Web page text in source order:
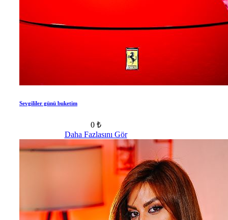
Sevgililer günü buketim
0 ₺
Daha Fazlasını Gör